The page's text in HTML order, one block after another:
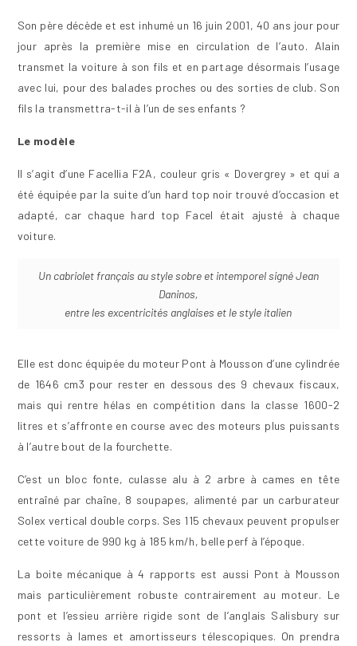
Son père décède et est inhumé un 16 juin 2001, 40 ans jour pour
jour après la première mise en circulation de l’auto. Alain
transmet la voiture à son fils et en partage désormais l’usage
avec lui, pour des balades proches ou des sorties de club. Son
fils la transmettra-t-il à l’un de ses enfants ?
Le modèle
Il s’agit d’une Facellia F2A, couleur gris « Dovergrey » et qui a
été équipée par la suite d’un hard top noir trouvé d’occasion et
adapté, car chaque hard top Facel était ajusté à chaque
voiture.
Un cabriolet français au style sobre et intemporel signé Jean
Daninos,
entre les excentricités anglaises et le style italien
Elle est donc équipée du moteur Pont à Mousson d’une cylindrée
de 1646 cm3 pour rester en dessous des 9 chevaux fiscaux,
mais qui rentre hélas en compétition dans la classe 1600-2
litres et s’affronte en course avec des moteurs plus puissants
à l’autre bout de la fourchette.
C’est un bloc fonte, culasse alu à 2 arbre à cames en tête
entraîné par chaîne, 8 soupapes, alimenté par un carburateur
Solex vertical double corps. Ses 115 chevaux peuvent propulser
cette voiture de 990 kg à 185 km/h, belle perf à l’époque.
La boite mécanique à 4 rapports est aussi Pont à Mousson
mais particulièrement robuste contrairement au moteur. Le
pont et l’essieu arrière rigide sont de l’anglais Salisbury sur
ressorts à lames et amortisseurs télescopiques. On prendra